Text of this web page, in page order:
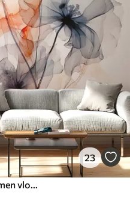
23